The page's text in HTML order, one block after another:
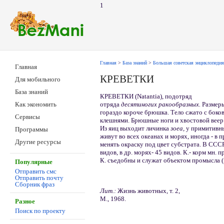
1
Главная
Для мобильного
База знаний
Как экономить
Сервисы
Программы
Другие ресурсы
Популярные
Отправить смс
Отправить почту
Сборник фраз
Разное
Поиск по проекту
Главная > База знаний > Большая советская энциклопедия
КРЕВЕТКИ
КРЕВЕТКИ (Natantia), подотряд
отряда десятиногих ракообразных.
гораздо короче брюшка. Тело сжато с
клешнями. Брюшные ноги и хвостовой
Из яиц выходит личинка зоеа, у
живут во всех океанах и морях, иногда - в
менять окраску под цвет субстрата. В
видов, в др. морях- 45 видов. К.- корм мн.
К. съедобны и служат объектом
Лит.: Жизнь животных, т. 2,
М., 1968.